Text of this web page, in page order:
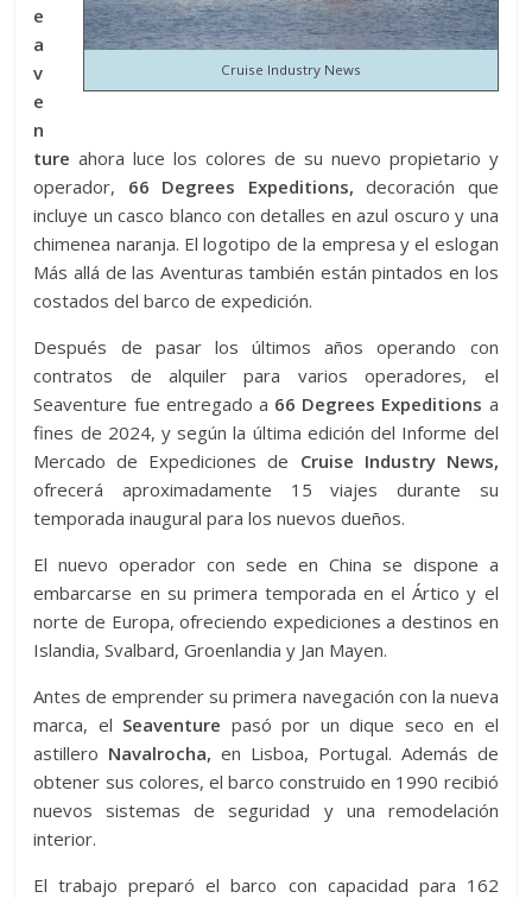
Cruise Industry News
e
a
v
e
n
ture ahora luce los colores de su nuevo propietario y
operador, 66 Degrees Expeditions, decoración que
incluye un casco blanco con detalles en azul oscuro y una
chimenea naranja. El logotipo de la empresa y el eslogan
Más allá de las Aventuras también están pintados en los
costados del barco de expedición.
Después de pasar los últimos años operando con
contratos de alquiler para varios operadores, el
Seaventure fue entregado a 66 Degrees Expeditions a
fines de 2024, y según la última edición del Informe del
Mercado de Expediciones de Cruise Industry News,
ofrecerá aproximadamente 15 viajes durante su
temporada inaugural para los nuevos dueños.
El nuevo operador con sede en China se dispone a
embarcarse en su primera temporada en el Ártico y el
norte de Europa, ofreciendo expediciones a destinos en
Islandia, Svalbard, Groenlandia y Jan Mayen.
Antes de emprender su primera navegación con la nueva
marca, el Seaventure pasó por un dique seco en el
astillero Navalrocha, en Lisboa, Portugal. Además de
obtener sus colores, el barco construido en 1990 recibió
nuevos sistemas de seguridad y una remodelación
interior.
El trabajo preparó el barco con capacidad para 162